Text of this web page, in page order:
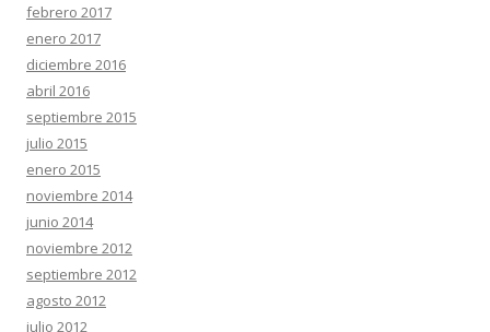
febrero 2017
enero 2017
diciembre 2016
abril 2016
septiembre 2015
julio 2015
enero 2015
noviembre 2014
junio 2014
noviembre 2012
septiembre 2012
agosto 2012
julio 2012